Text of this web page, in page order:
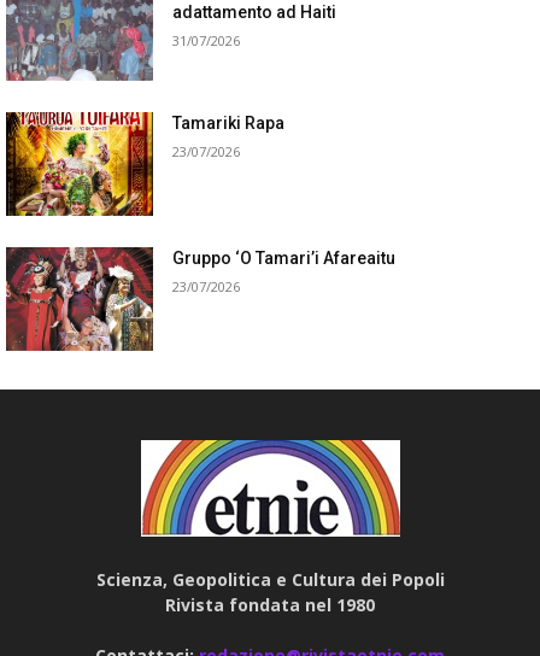
adattamento ad Haiti
31/07/2026
Tamariki Rapa
23/07/2026
Gruppo ‘O Tamari’i Afareaitu
23/07/2026
Scienza, Geopolitica e Cultura dei Popoli
Rivista fondata nel 1980